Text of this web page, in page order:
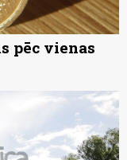
pēc vienas